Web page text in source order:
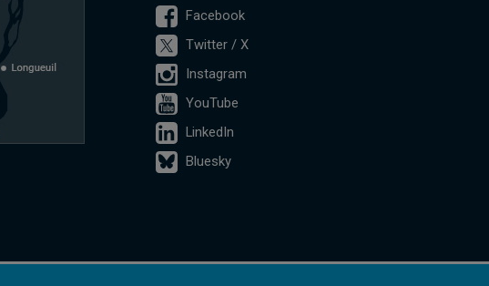
Facebook
Twitter / X
Instagram
YouTube
LinkedIn
Bluesky